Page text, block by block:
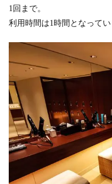
1回まで。
利用時間は1時間となってい